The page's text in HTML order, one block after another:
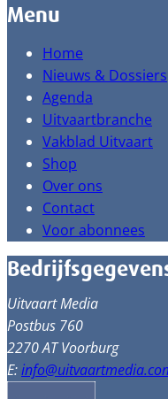
Menu
Home
Nieuws & Dossiers
Agenda
Uitvaartbranche
Vakblad Uitvaart
Shop
Over ons
Contact
Voor abonnees
Uitvaart Media
Postbus 760
2270 AT Voorburg
E: